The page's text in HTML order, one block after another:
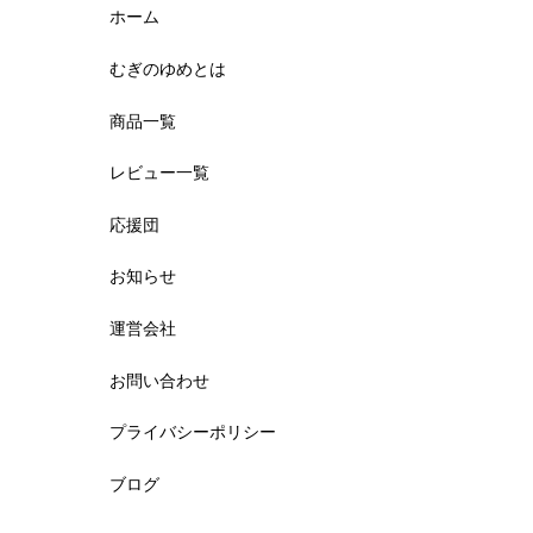
ホーム
むぎのゆめとは
商品一覧
レビュー一覧
応援団
お知らせ
運営会社
お問い合わせ
プライバシーポリシー
ブログ